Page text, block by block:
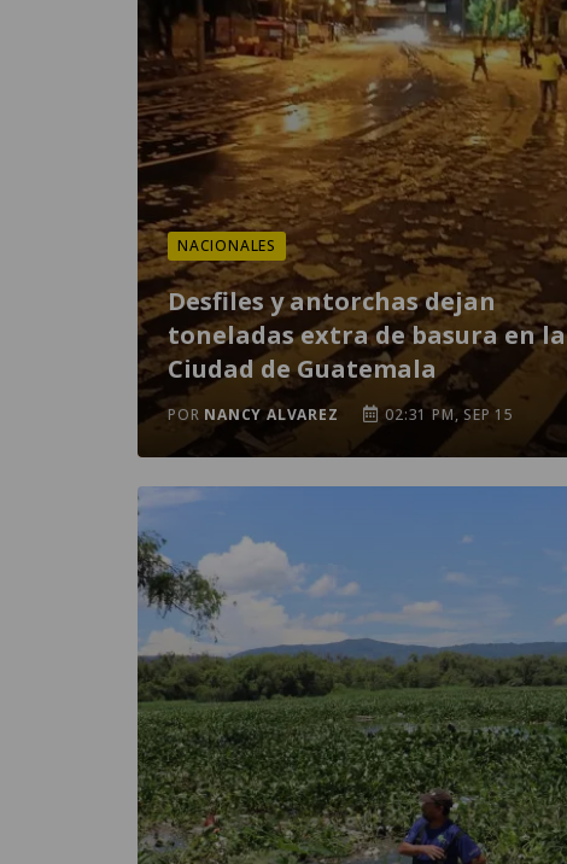
NACIONALES
Desfiles y antorchas dejan
toneladas extra de basura en la
Ciudad de Guatemala
POR NANCY ALVAREZ 02:31 PM, SEP 15